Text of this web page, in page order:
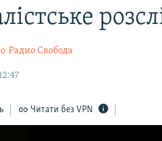
Радио Свобода
Читати без VPN